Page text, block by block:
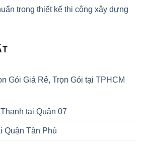
trong thiết kế thi công xây dựng
Gói Giá Rẻ, Trọn Gói tại TPHCM
tại Quận 07
Quận Tân Phú